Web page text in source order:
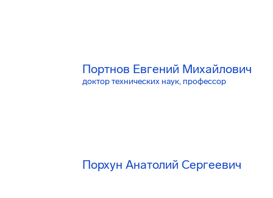
Портнов Евгений Михайлович
доктор технических наук, профессор
Порхун Анатолий Сергеевич